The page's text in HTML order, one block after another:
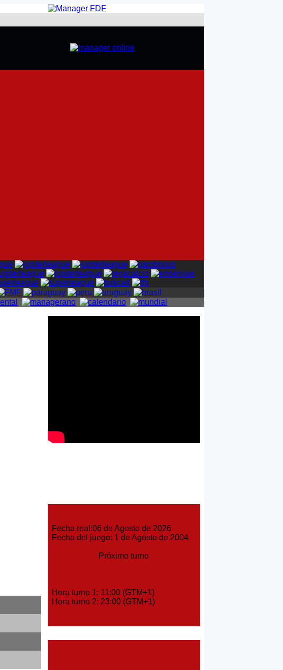
Fecha real:06 de Agosto de 2026
Fecha del juego: 1 de Agosto de 2004
Próximo turno
Hora turno 1: 11:00 (GTM+1)
Hora turno 2: 23:00 (GTM+1)